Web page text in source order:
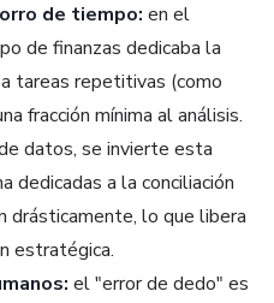
de tiempo: en el
de finanzas dedicaba la
tareas repetitivas (como
fracción mínima al análisis.
datos, se invierte esta
dedicadas a la conciliación
drásticamente, lo que libera
estratégica.
el "error de dedo" es